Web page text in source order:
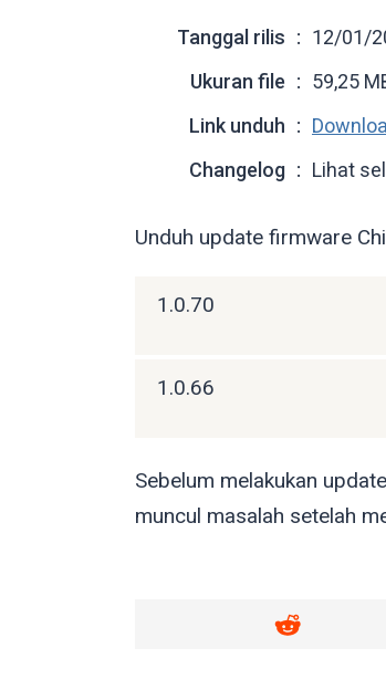
Tanggal rilis
12/01/
Ukuran file
59,25
Link unduh
Changelog
Lihat
Unduh update firmware
1.0.70
1.0.66
Sebelum melakukan
muncul masalah setelah